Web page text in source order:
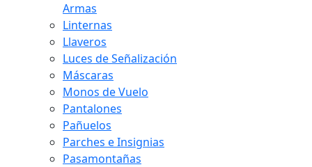
Armas
Linternas
Llaveros
Luces de Señalización
Máscaras
Monos de Vuelo
Pantalones
Pañuelos
Parches e Insignias
Pasamontañas